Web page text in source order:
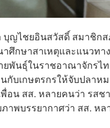
ญไชยอินสวัสดิ์ สมาชิก
กษาสาเหตุและแนวทา
พันธุ์ในราชอาณาจักรไ
กับเกษตรกรให้จับปลา
อน สส. หลายคนว่า รส
าพบรรยากาศว่า สส.